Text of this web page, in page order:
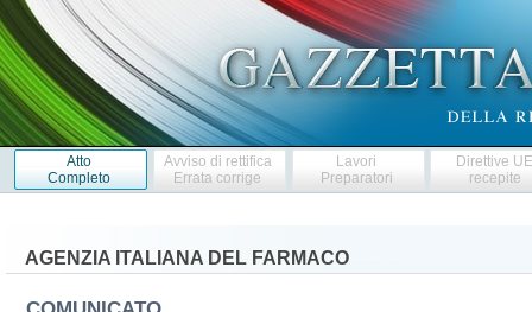
Atto
Completo
Avviso di rettifica
Errata corrige
Lavori
Preparatori
Direttive
recepite
AGENZIA ITALIANA DEL FARMACO